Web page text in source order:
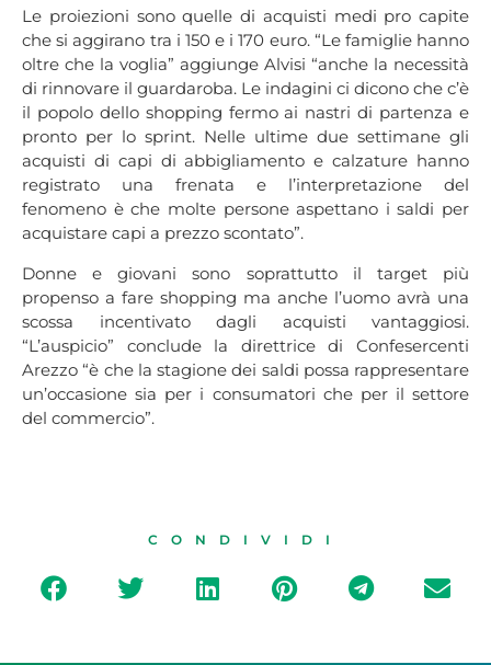
Le proiezioni sono quelle di acquisti medi pro capite
che si aggirano tra i 150 e i 170 euro. “Le famiglie hanno
oltre che la voglia” aggiunge Alvisi “anche la necessità
di rinnovare il guardaroba. Le indagini ci dicono che c’è
il popolo dello shopping fermo ai nastri di partenza e
pronto per lo sprint. Nelle ultime due settimane gli
acquisti di capi di abbigliamento e calzature hanno
registrato una frenata e l’interpretazione del
fenomeno è che molte persone aspettano i saldi per
acquistare capi a prezzo scontato”.
Donne e giovani sono soprattutto il target più
propenso a fare shopping ma anche l’uomo avrà una
scossa incentivato dagli acquisti vantaggiosi.
“L’auspicio” conclude la direttrice di Confesercenti
Arezzo “è che la stagione dei saldi possa rappresentare
un’occasione sia per i consumatori che per il settore
del commercio”.
CONDIVIDI